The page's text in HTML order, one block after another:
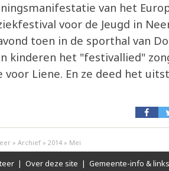
van het
voor de Jeugd in
toen in de sporthal van
kinderen het "festivallied"
Liene. En ze deed het
» Archief » 2014 » Mei
| Over deze site | Gemeente-info & links